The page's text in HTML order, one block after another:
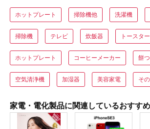
ホットプレート 掃除機他 洗濯機
掃除機 テレビ 炊飯器 トースター
ホットプレート コーヒーメーカー 餅
空気清浄機 加湿器 美容家電 そ
家電・電化製品に関連しているおすす